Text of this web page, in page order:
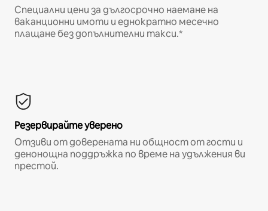
Специални цени за дългосрочно наемане на
ваканционни имоти и еднократно месечно
плащане без допълнителни такси.*
Резервирайте уверено
Отзиви от доверената ни общност от гости и
денонощна поддръжка по време на удължения ви
престой.